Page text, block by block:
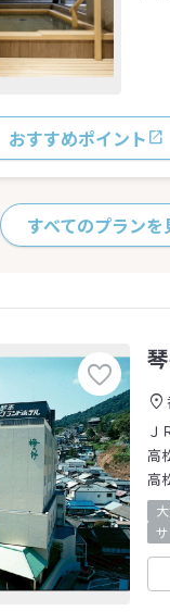
おすすめポイント
すべてのプランを
Ｊ
高
高